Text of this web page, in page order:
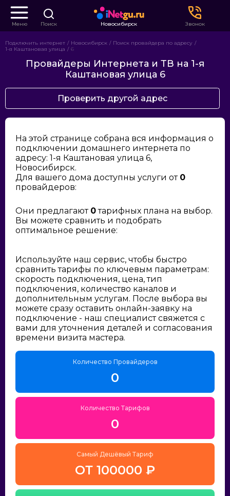
Меню Поиск Новосибирск Звонок
Подключить интернет Новосибирск
Поиск провайдера по адресу
1-я Каштановая улица
6
Провайдеры Интернета и ТВ на 1-я
Каштановая улица 6
Проверить другой адрес
На этой странице собрана вся информация о
подключении домашнего интернета по
адресу: 1-я Каштановая улица 6,
Новосибирск.
Для вашего дома доступны услуги от 0
провайдеров:
Они предлагают 0тарифных плана на выбор.
Вы можете сравнить и подобрать
оптимальное решение:
Используйте наш сервис, чтобы быстро
сравнить тарифы по ключевым параметрам:
скорость подключения, цена, тип
подключения, количество каналов и
дополнительным услугам. После выбора вы
можете сразу оставить онлайн-заявку на
подключение - наш специалист свяжется с
вами для уточнения деталей и согласования
времени визита мастера.
Количество Провайдеров
0
Количество Тарифов
0
Самый Дешёвый Тариф
ОТ 100000 ₽